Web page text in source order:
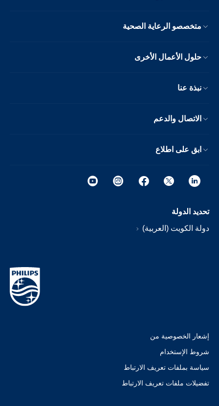
متخصصو الرعاية الصحية
حلول الأعمال الأخرى
نبذة عنا
الاتصال والدعم
ابق على اطلاع
تحديد الدولة
دولة الكويت (العربية)
إشعار الخصوصية من
شروط الإستخدام
سياسة بملفات تعريف الارتباط
تفضيلات ملفات تعريف الارتباط